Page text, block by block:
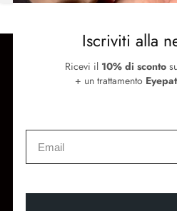
Termini e condizioni
SEGUICI
Instagram
Iscriviti alla
Ricevi il 10% di sconto
+ un trattamento